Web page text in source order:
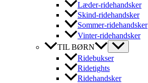
Læder-ridehandsker
Skind-ridehandsker
Sommer-ridehandsker
Vinter-ridehandsker
TIL BØRN
Ridebukser
Ridetights
Ridehandsker